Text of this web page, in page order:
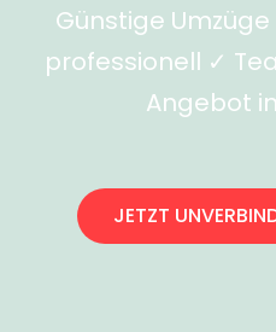
Günstige
professionell ✓
Angebot
JETZT